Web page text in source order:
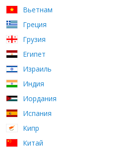
Вьетнам
Греция
Грузия
Египет
Израиль
Индия
Иордания
Испания
Кипр
Китай